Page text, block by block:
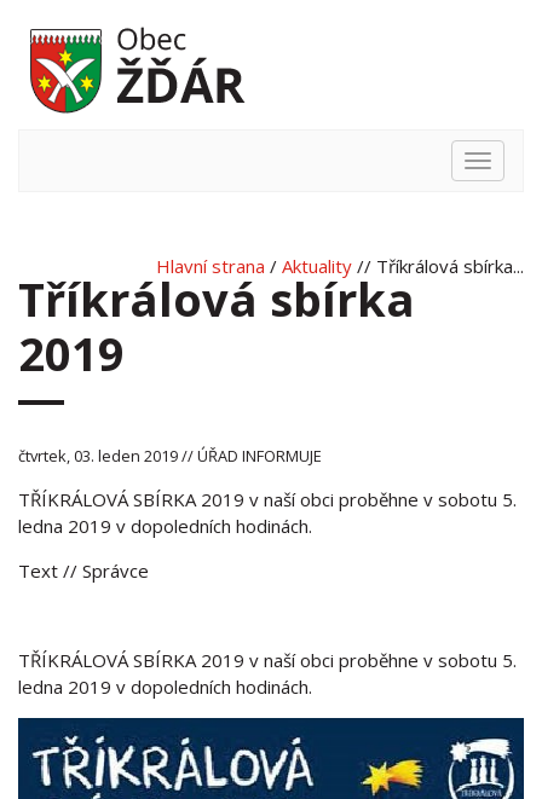
Hlavní
Hlavní strana / Aktuality // Tříkrálová sbírka...
Tříkrálová sbírka
2019
čtvrtek, 03. leden 2019 // ÚŘAD INFORMUJE
TŘÍKRÁLOVÁ SBÍRKA 2019 v naší obci proběhne v sobotu 5.
ledna 2019 v dopoledních hodinách.
Text // Správce
TŘÍKRÁLOVÁ SBÍRKA 2019 v naší obci proběhne v sobotu 5.
ledna 2019 v dopoledních hodinách.